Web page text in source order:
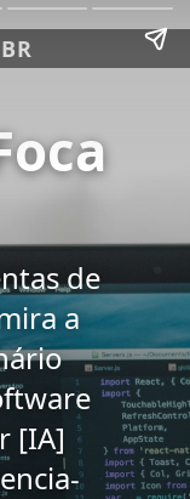
de
a
[IA]